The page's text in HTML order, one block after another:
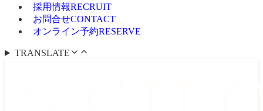
採用情報RECRUIT
お問合せCONTACT
オンライン予約RESERVE
TRANSLATE